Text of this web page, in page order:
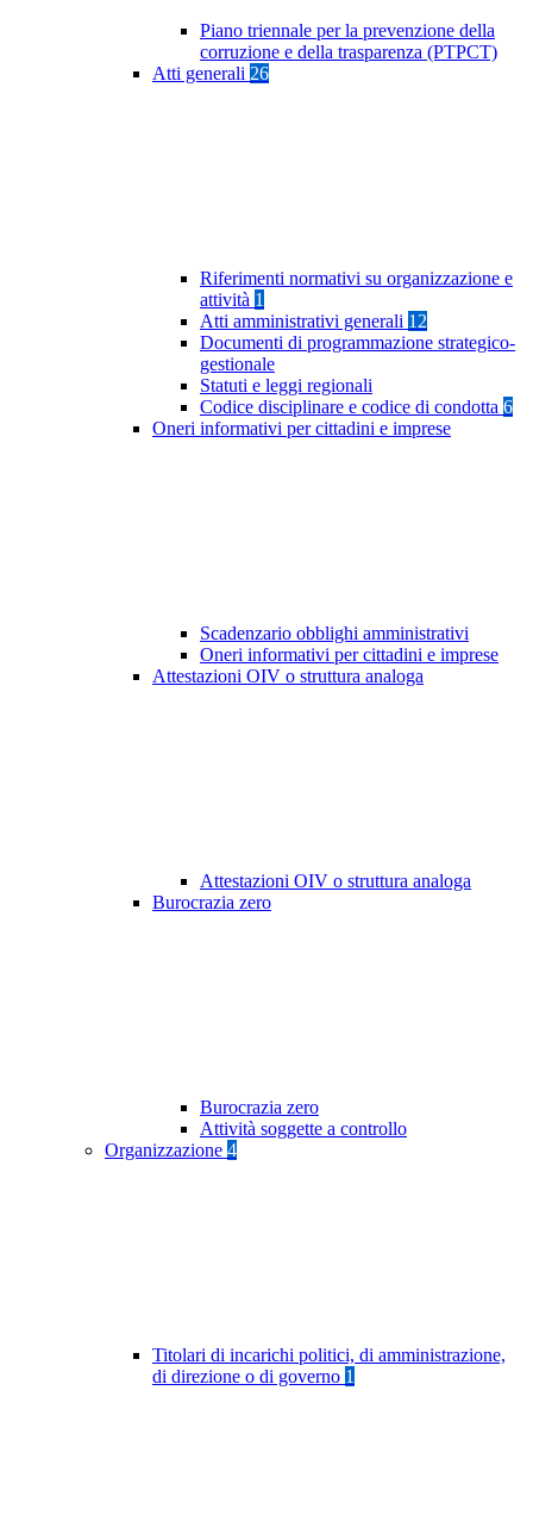
Piano triennale per la prevenzione della
corruzione e della trasparenza (PTPCT)
Atti generali 26
Riferimenti normativi su organizzazione e
attività 1
Atti amministrativi generali 12
Documenti di programmazione strategico-
gestionale
Statuti e leggi regionali
Codice disciplinare e codice di condotta 6
Oneri informativi per cittadini e imprese
Scadenzario obblighi amministrativi
Oneri informativi per cittadini e imprese
Attestazioni OIV o struttura analoga
Attestazioni OIV o struttura analoga
Burocrazia zero
Burocrazia zero
Attività soggette a controllo
Organizzazione 4
Titolari di incarichi politici, di amministrazione,
di direzione o di governo 1